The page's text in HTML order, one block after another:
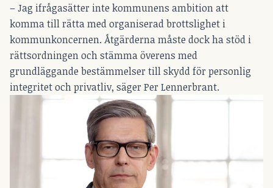
– Jag ifrågasätter inte kommunens ambition att
komma till rätta med organiserad brottslighet i
kommunkoncernen. Åtgärderna måste dock ha stöd i
rättsordningen och stämma överens med
grundläggande bestämmelser till skydd för personlig
integritet och privatliv, säger Per Lennerbrant.